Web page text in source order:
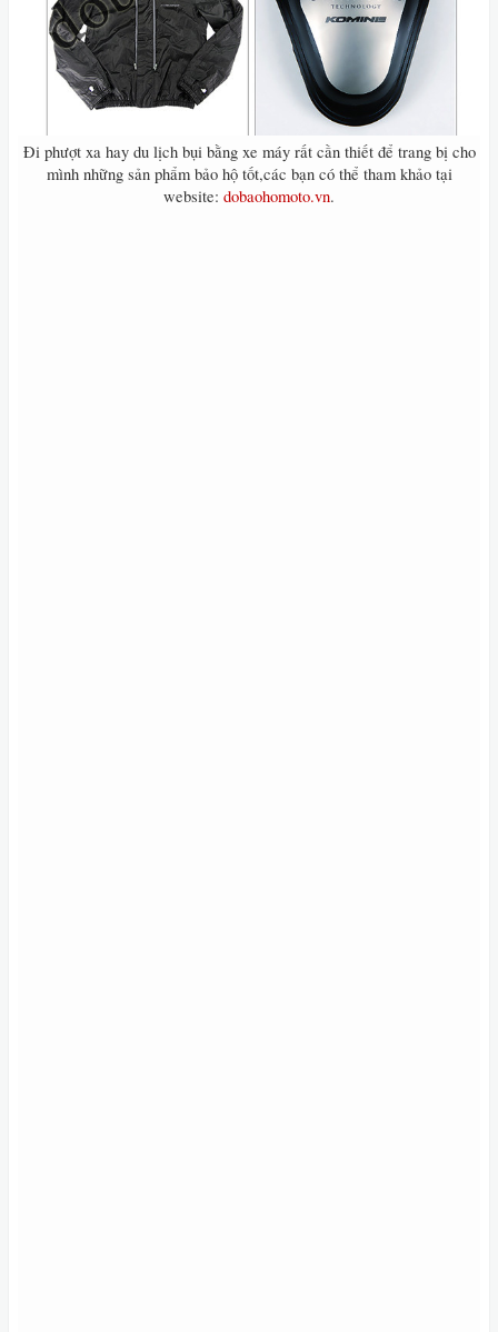
Đi phượt xa hay du lịch bụi bằng xe máy rất cần thiết để trang bị cho
mình những sản phẩm bảo hộ tốt,các bạn có thể tham khảo tại
website: dobaohomoto.vn.​